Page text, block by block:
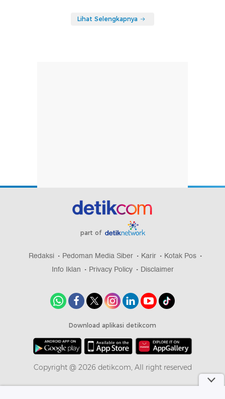
Lihat Selengkapnya
part of
Redaksi Pedoman Media Siber Karir
Kotak Pos
Info Iklan
Privacy Policy Disclaimer
Download aplikasi detikcom
Copyright @ 2026 detikcom, All right reserved